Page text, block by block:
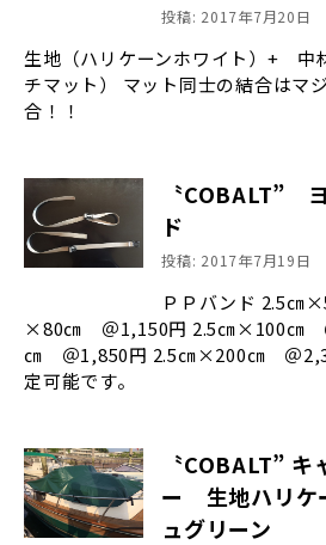
投稿: 2017年7月20日
生地（ハリケーンホワイト）+ 中
チマット） マット同士の結合はマ
合！！
〝COBALT”
ド
投稿: 2017年7月19日
ＰＰバンド 2.5㎝
×80㎝ ＠1,150円 2.5㎝×100㎝
㎝ ＠1,850円 2.5㎝×200㎝ ＠
定可能です。
〝COBALT”
ー 生地ハリケ
ュグリーン